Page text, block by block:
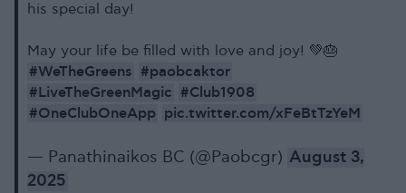
his special day!
May your life be filled with love and joy! 💚🎂
#WeTheGreens #paobcaktor
#LiveTheGreenMagic #Club1908
#OneClubOneApp pic.twitter.com/xFeBtTzYeM
— Panathinaikos BC (@Paobcgr) August 3,
2025